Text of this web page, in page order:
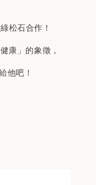
松石合作！
康」的象徵，
他吧！